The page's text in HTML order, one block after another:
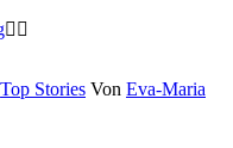
Top Stories Von Eva-Maria